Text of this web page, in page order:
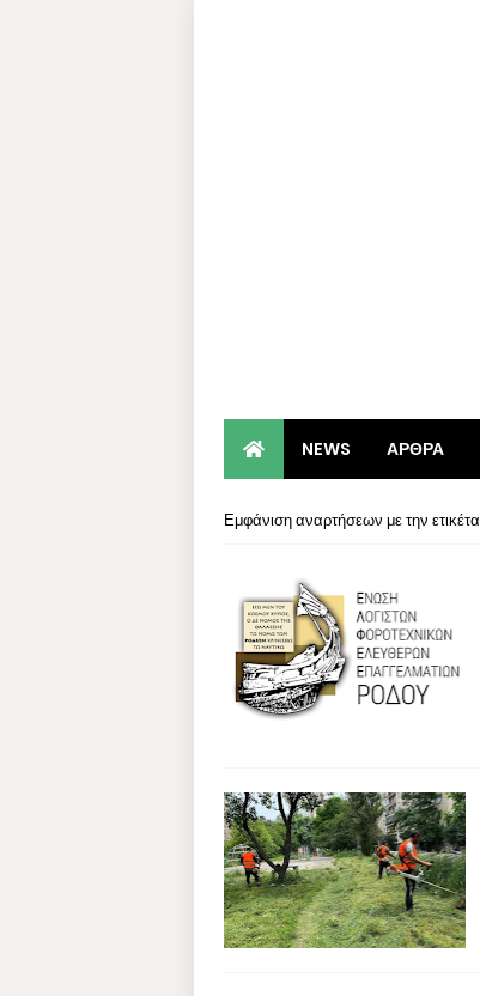
NEWS ΑΡΘΡΑ
Εμφάνιση αναρτήσεων με την ετικέτα